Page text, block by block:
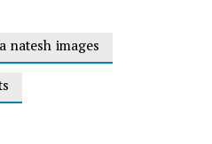
natesh images